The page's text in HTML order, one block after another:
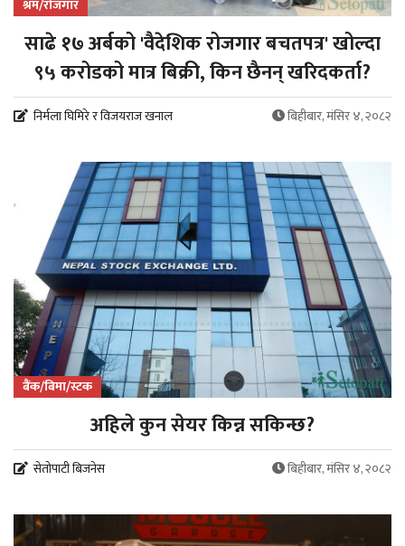
श्रम/रोजगार
साढे १७ अर्बको 'वैदेशिक रोजगार बचतपत्र' खोल्दा
९५ करोडको मात्र बिक्री, किन छैनन् खरिदकर्ता?
निर्मला घिमिरे र विजयराज खनाल बिहीबार, मंसिर ४, २०८२
बैंक/बिमा/स्टक
अहिले कुन सेयर किन्न सकिन्छ?
सेतोपाटी बिजनेस बिहीबार, मंसिर ४, २०८२